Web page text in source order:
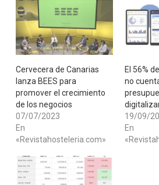
Cervecera de Canarias
lanza BEES para
promover el crecimiento
de los negocios
07/07/2023
En
«Revistahosteleria.com»
​El 56%
no
19/09/
En